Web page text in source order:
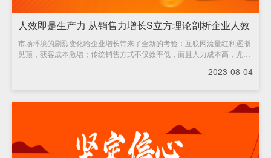
人效即是生产力 从销售力增长S立方理论剖析企业人效
提升
市场环境的剧烈变化给企业增长带来了全新的考验：互联网流量红利逐渐
见顶，获客成本激增；传统销售方式不仅效率低，而且人力成本高，尤其
2023-08-04